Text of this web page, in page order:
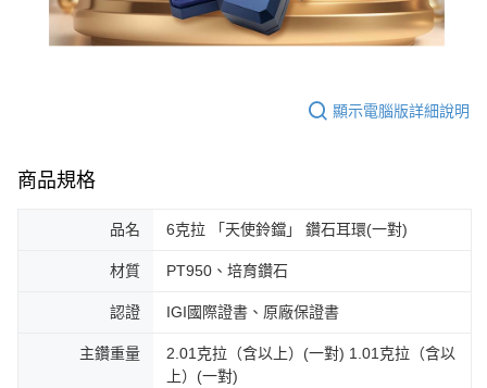
顯示電腦版詳細說明
商品規格
品名 6克拉 「天使鈴鐺」 鑽石耳環(一對)
材質 PT950、培育鑽石
認證 IGI國際證書、原廠保證書
主鑽重量
2.01克拉（含以上）(一對) 1.01克拉（含以
上）(一對)